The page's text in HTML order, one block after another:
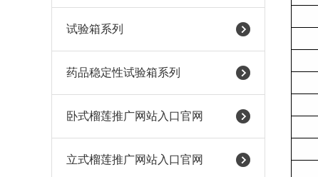
试验箱系列
药品稳定性试验箱系列
卧式榴莲推广网站入口官网
立式榴莲推广网站入口官网